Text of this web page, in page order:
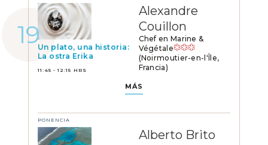
Un plato, una historia:
La ostra Erika
11:45 - 12:15 HRS
Alexandre
Couillon
Chef en Marine &
Végétale
(Noirmoutier-en-l'Île,
Francia)
MÁS
PONENCIA
Alberto Brito